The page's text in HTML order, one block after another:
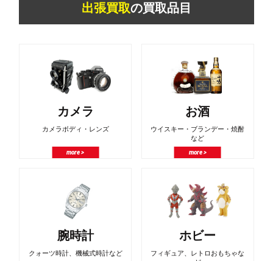
出張買取の買取品目
カメラ
カメラボディ・レンズ
more >
お酒
ウイスキー・ブランデー・焼酎
など
more >
腕時計
クォーツ時計、機械式時計など
ホビー
フィギュア、レトロおもちゃな